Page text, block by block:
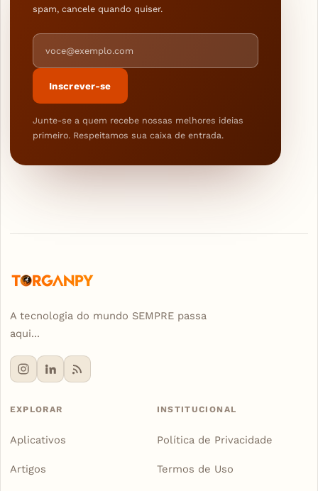
spam, cancele quando quiser.
Endereço de e-mail
Inscrever-se
Junte-se a quem recebe nossas melhores ideias
primeiro. Respeitamos sua caixa de entrada.
A tecnologia do mundo SEMPRE passa
aqui...
EXPLORAR
Aplicativos
Artigos
INSTITUCIONAL
Política de Privacidade
Termos de Uso